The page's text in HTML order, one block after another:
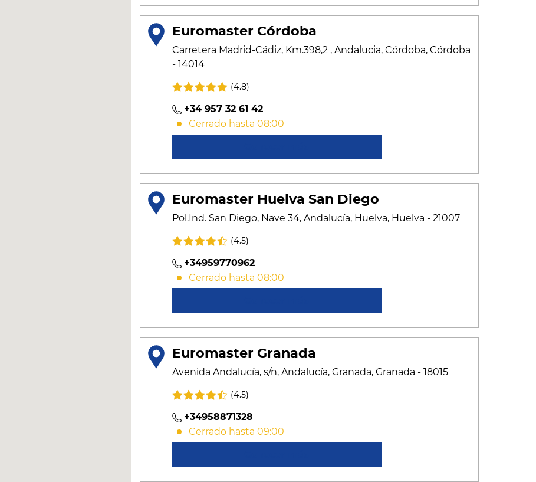
Euromaster Córdoba
Carretera Madrid-Cádiz, Km.398,2 , Andalucia, Córdoba, Córdoba
- 14014
(4.8)
+34 957 32 61 42
Cerrado hasta 08:00
Euromaster Huelva San Diego
Pol.Ind. San Diego, Nave 34, Andalucía, Huelva, Huelva - 21007
(4.5)
+34959770962
Cerrado hasta 08:00
Euromaster Granada
Avenida Andalucía, s/n, Andalucía, Granada, Granada - 18015
(4.5)
+34958871328
Cerrado hasta 09:00